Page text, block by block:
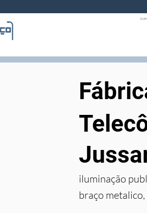
iluminação
braço